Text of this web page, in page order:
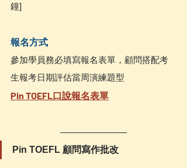
鐘]
報名方式
參加學員務必填寫報名表單，顧問搭配考
生報考日期評估當周演練題型
Pin TOEFL口說報名表單
Pin TOEFL 顧問寫作批改